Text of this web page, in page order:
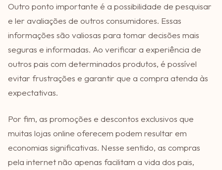
Outro ponto importante é a possibilidade de pesquisar
e ler avaliações de outros consumidores. Essas
informações são valiosas para tomar decisões mais
seguras e informadas. Ao verificar a experiência de
outros pais com determinados produtos, é possível
evitar frustrações e garantir que a compra atenda às
expectativas.
Por fim, as promoções e descontos exclusivos que
muitas lojas online oferecem podem resultar em
economias significativas. Nesse sentido, as compras
pela internet não apenas facilitam a vida dos pais,